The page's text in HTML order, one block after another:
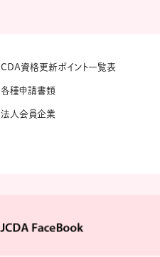
CDA資格更新ポイント一覧表
各種申請書類
法人会員企業